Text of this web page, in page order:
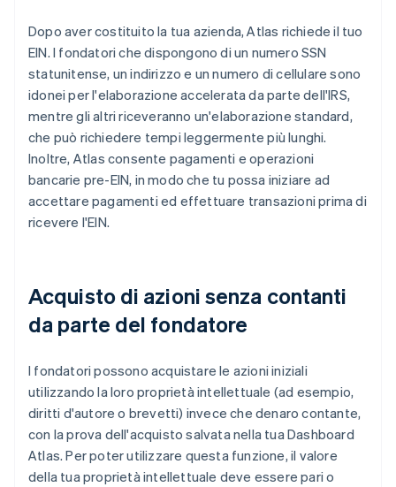
Dopo aver costituito la tua azienda, Atlas richiede il tuo
EIN. I fondatori che dispongono di un numero SSN
statunitense, un indirizzo e un numero di cellulare sono
idonei per l'elaborazione accelerata da parte dell'IRS,
mentre gli altri riceveranno un'elaborazione standard,
che può richiedere tempi leggermente più lunghi.
Inoltre, Atlas consente pagamenti e operazioni
bancarie pre-EIN, in modo che tu possa iniziare ad
accettare pagamenti ed effettuare transazioni prima di
ricevere l'EIN.
Acquisto di azioni senza contanti
da parte del fondatore
I fondatori possono acquistare le azioni iniziali
utilizzando la loro proprietà intellettuale (ad esempio,
diritti d'autore o brevetti) invece che denaro contante,
con la prova dell'acquisto salvata nella tua Dashboard
Atlas. Per poter utilizzare questa funzione, il valore
della tua proprietà intellettuale deve essere pari o